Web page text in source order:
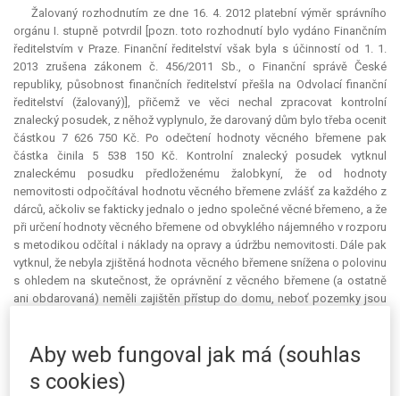
Žalovaný rozhodnutím ze dne 16. 4. 2012 platební výměr správního
orgánu I. stupně potvrdil [pozn. toto rozhodnutí bylo vydáno Finančním
ředitelstvím v Praze. Finanční ředitelství však byla s účinností od 1. 1.
2013 zrušena zákonem č. 456/2011 Sb., o Finanční správě České
republiky, působnost finančních ředitelství přešla na Odvolací finanční
ředitelství (žalovaný)], přičemž ve věci nechal zpracovat kontrolní
znalecký posudek, z něhož vyplynulo, že darovaný dům bylo třeba ocenit
částkou 7 626 750 Kč. Po odečtení hodnoty věcného břemene pak
částka činila 5 538 150 Kč. Kontrolní znalecký posudek vytknul
znaleckému posudku předloženému žalobkyní, že od hodnoty
nemovitosti odpočítával hodnotu věcného břemene zvlášť za každého z
dárců, ačkoliv se fakticky jednalo o jedno společné věcné břemeno, a že
při určení hodnoty věcného břemene od obvyklého nájemného v rozporu
s metodikou odčítal i náklady na opravy a údržbu nemovitosti. Dále pak
vytknul, že nebyla zjištěná hodnota věcného břemene snížena o polovinu
s ohledem na skutečnost, že oprávnění z věcného břemene (a ostatně
ani obdarovaná) neměli zajištěn přístup do domu, neboť pozemky jsou
600 Kč. Na rozdíl od snížení hodnoty věcného břemene o 50 % však
kontrolní posudek nesnížil stejným způsobem hodnotu darovaného
domu, byť také neměl zajištěn přístup přes přilehlé pozemky.
Aby web fungoval jak má (souhlas
s cookies)